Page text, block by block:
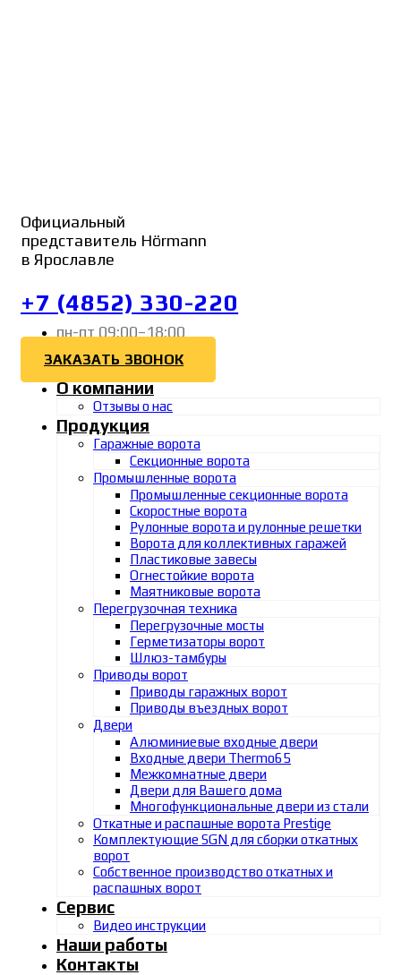
Официальный
представитель Hörmann
в Ярославле
+7 (4852) 330-220
пн-пт 09:00–18:00
ЗАКАЗАТЬ ЗВОНОК
О компании
Отзывы о нас
Продукция
Гаражные ворота
Секционные ворота
Промышленные ворота
Промышленные секционные ворота
Скоростные ворота
Рулонные ворота и рулонные решетки
Ворота для коллективных гаражей
Пластиковые завесы
Огнестойкие ворота
Маятниковые ворота
Перегрузочная техника
Перегрузочные мосты
Герметизаторы ворот
Шлюз-тамбуры
Приводы ворот
Приводы гаражных ворот
Приводы въездных ворот
Двери
Алюминиевые входные двери
Входные двери Thermo65
Межкомнатные двери
Двери для Вашего дома
Многофункциональные двери из стали
Откатные и распашные ворота Prestige
Комплектующие SGN для сборки откатных
ворот
Собственное производство откатных и
распашных ворот
Сервис
Видео инструкции
Наши работы
Контакты